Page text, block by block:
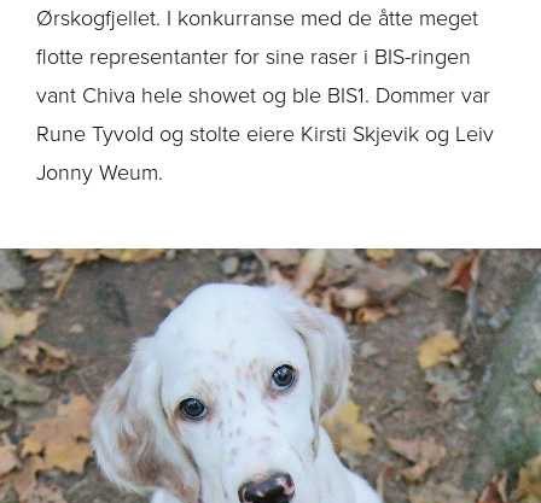
Ørskogfjellet. I konkurranse med de åtte meget
flotte representanter for sine raser i BIS-ringen
vant Chiva hele showet og ble BIS1. Dommer var
Rune Tyvold og stolte eiere Kirsti Skjevik og Leiv
Jonny Weum.